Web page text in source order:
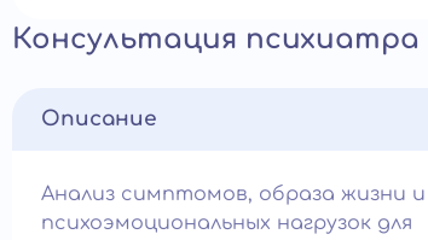
Консультация
Описание
Анализ симптомов, образа жизни и
психоэмоциональных нагрузок для